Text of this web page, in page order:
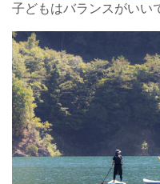
子どもはバランスがいい